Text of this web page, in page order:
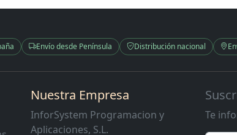
Envío desde Península Distribución nacional
Nuestra Empresa
InforSystem Programacion y
Aplicaciones, S.L.
Te